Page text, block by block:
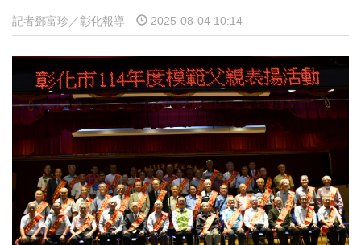
記者鄧富珍／彰化報導 2025-08-04 10:14